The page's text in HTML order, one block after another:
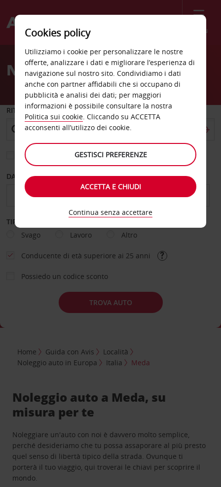
Menù
Welcome
AvisNoleggio auto Meda
RITIRO DA
Scegli una località di riconsegna diversa
DAL GIORNO AL GIORNO
TIPOLOGIA DI NOLEGGIO
Svago
Lavoro Altro
Conducente di età superiore ai 25 anni
Possiedo un codice sconto
TROVA AUTO
Home Guida con Avis
Località
Noleggio auto in Europa
Italia Meda
Noleggio auto a Meda, su
misura per te
Noleggiare un'auto con noi è davvero molto semplice,
perché desideriamo che tu possa assaporare al più presto
quel senso di libertà tipico della strada. Ovunque ti
porterà il tuo viaggio, qui troverai le chiavi per scoprire il
mondo.
Cookies policy
Utilizziamo i cookie per personalizzare le nostre
offerte, analizzare i dati e migliorare l’esperienza di
navigazione sul nostro sito. Condividiamo i dati
anche con partner affidabili che si occupano di
pubblicità e analisi dei dati; per maggiori
informazioni è possibile consultare la nostra
Politica sui cookie. Cliccando su ACCETTA
acconsenti all’utilizzo dei cookie.
GESTISCI PREFERENZE
ACCETTA E CHIUDI
Continua senza accettare